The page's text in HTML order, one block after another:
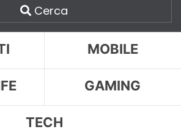
Cerca
MOBILE
GAMING
TECH